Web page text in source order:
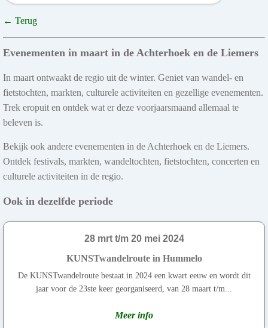
← Terug
Evenementen in maart in de Achterhoek en de Liemers
In maart ontwaakt de regio uit de winter. Geniet van wandel- en
fietstochten, markten, culturele activiteiten en gezellige evenementen.
Trek eropuit en ontdek wat er deze voorjaarsmaand allemaal te
beleven is.
Bekijk ook andere evenementen in de Achterhoek en de Liemers.
Ontdek festivals, markten, wandeltochten, fietstochten, concerten en
culturele activiteiten in de regio.
Ook in dezelfde periode
28 mrt t/m 20 mei 2024
KUNSTwandelroute in Hummelo
De KUNSTwandelroute bestaat in 2024 een kwart eeuw en wordt dit
jaar voor de 23ste keer georganiseerd, van 28 maart t/m...
Meer info